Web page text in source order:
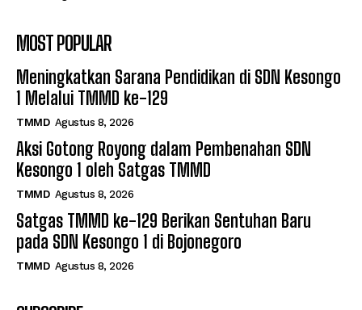
MOST POPULAR
Meningkatkan Sarana Pendidikan di SDN Kesongo
1 Melalui TMMD ke-129
TMMD Agustus 8, 2026
Aksi Gotong Royong dalam Pembenahan SDN
Kesongo 1 oleh Satgas TMMD
TMMD Agustus 8, 2026
Satgas TMMD ke-129 Berikan Sentuhan Baru
pada SDN Kesongo 1 di Bojonegoro
TMMD Agustus 8, 2026